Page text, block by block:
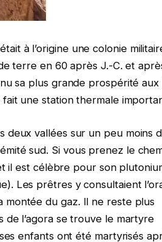
à l’origine une colonie
terre en 60 après J.-C. et
sa plus grande prospérité aux
une station thermale
vallées sur un peu moins
sud. Si vous prenez le
il est célèbre pour son
Les prêtres y consultaient
montée du gaz. Il ne reste plus
de l’agora se trouve le martyre
enfants ont été martyrisés